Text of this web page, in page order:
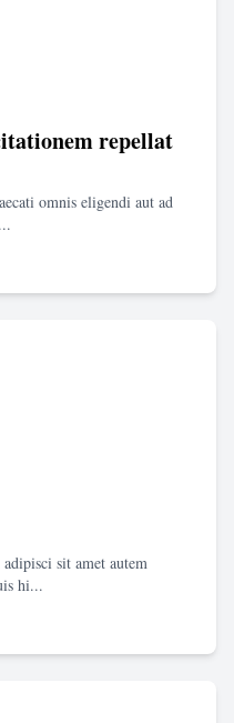
repellat
omnis eligendi aut ad
sit amet autem
hi...